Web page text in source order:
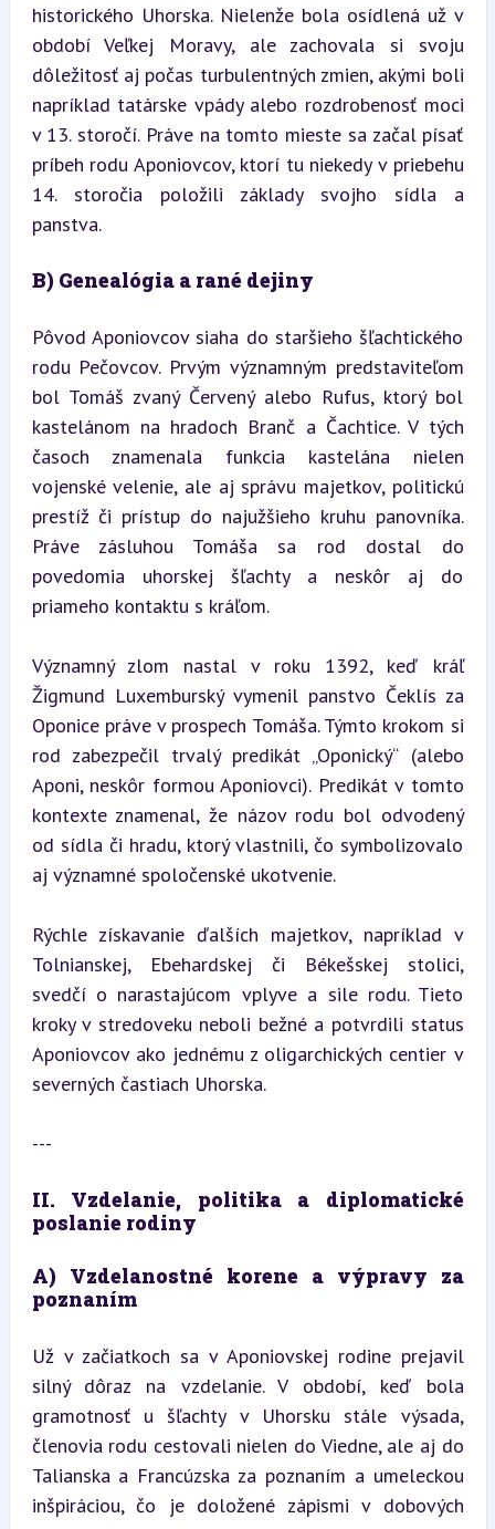
historického Uhorska. Nielenže bola osídlená už v
období Veľkej Moravy, ale zachovala si svoju
dôležitosť aj počas turbulentných zmien, akými boli
napríklad tatárske vpády alebo rozdrobenosť moci
v 13. storočí. Práve na tomto mieste sa začal písať
príbeh rodu Aponiovcov, ktorí tu niekedy v priebehu
14. storočia položili základy svojho sídla a
panstva.
B) Genealógia a rané dejiny
Pôvod Aponiovcov siaha do staršieho šľachtického
rodu Pečovcov. Prvým významným predstaviteľom
bol Tomáš zvaný Červený alebo Rufus, ktorý bol
kastelánom na hradoch Branč a Čachtice. V tých
časoch znamenala funkcia kastelána nielen
vojenské velenie, ale aj správu majetkov, politickú
prestíž či prístup do najužšieho kruhu panovníka.
Práve zásluhou Tomáša sa rod dostal do
povedomia uhorskej šľachty a neskôr aj do
priameho kontaktu s kráľom.
Významný zlom nastal v roku 1392, keď kráľ
Žigmund Luxemburský vymenil panstvo Čeklís za
Oponice práve v prospech Tomáša. Týmto krokom si
rod zabezpečil trvalý predikát „Oponický“ (alebo
Aponi, neskôr formou Aponiovci). Predikát v tomto
kontexte znamenal, že názov rodu bol odvodený
od sídla či hradu, ktorý vlastnili, čo symbolizovalo
aj významné spoločenské ukotvenie.
Rýchle získavanie ďalších majetkov, napríklad v
Tolnianskej, Ebehardskej či Békešskej stolici,
svedčí o narastajúcom vplyve a sile rodu. Tieto
kroky v stredoveku neboli bežné a potvrdili status
Aponiovcov ako jednému z oligarchických centier v
severných častiach Uhorska.
---
II. Vzdelanie, politika a diplomatické
poslanie rodiny
A) Vzdelanostné korene a výpravy za
poznaním
Už v začiatkoch sa v Aponiovskej rodine prejavil
silný dôraz na vzdelanie. V období, keď bola
gramotnosť u šľachty v Uhorsku stále výsada,
členovia rodu cestovali nielen do Viedne, ale aj do
Talianska a Francúzska za poznaním a umeleckou
inšpiráciou, čo je doložené zápismi v dobových